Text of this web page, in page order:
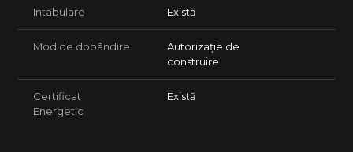
Intabulare Există
Mod de dobândire
Autorizație de
construire
Certificat
Energetic
Există